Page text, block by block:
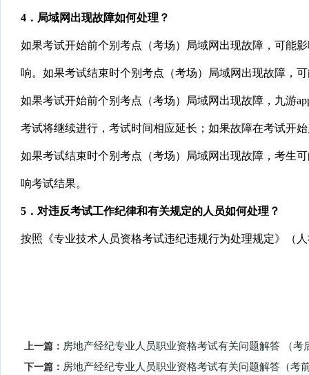
4 ．局域网出现故障如何处理？
如果考试开始前个别考点（考场）局域网出现故障，可能
响。如果考试结束时个别考点（考场）局域网出现故障，
如果考试开始前个别考点（考场）局域网出现故障，九游
考试将继续进行，考试时间相应延长；如果故障在考试开
如果考试结束时个别考点（考场）局域网出现故障，考生
响考试结果。
5 ．对违反考试工作纪律和有关规定的人员如何处理？
按照《专业技术人员资格考试违纪违规行为处理规定》（
上一篇： 房地产经纪专业人员职业资格考试有关问题解答 （考
下一篇： 房地产经纪专业人员职业资格考试有关问题解答（考